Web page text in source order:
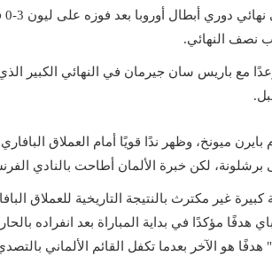
نصف النهائي.
مع باريس سان جيرمان في النهائي الكبير
بايرن ميونخ، وظهر ندًا قويًا أمام العملاق
برشلونة، لكن خبرة الألمان أطاحت بالنادي
غير مكترث بالنتيجة التاريخية للعملاق
هدفًا مؤكدًا في بداية المباراة بعد انفراده
هو الآخر بعدما تكفل القائم الألماني